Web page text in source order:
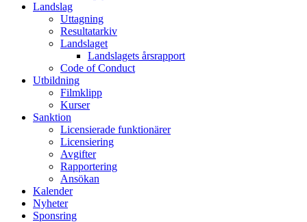
Landslag
Uttagning
Resultatarkiv
Landslaget
Landslagets årsrapport
Code of Conduct
Utbildning
Filmklipp
Kurser
Sanktion
Licensierade funktionärer
Licensiering
Avgifter
Rapportering
Ansökan
Kalender
Nyheter
Sponsring